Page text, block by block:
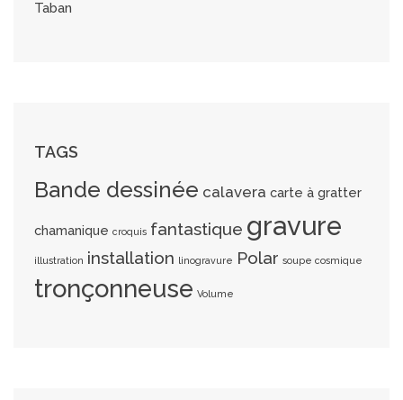
Taban
TAGS
Bande dessinée calavera carte à gratter
chamanique croquis fantastique gravure
illustration installation linogravure Polar soupe cosmique
tronçonneuse Volume